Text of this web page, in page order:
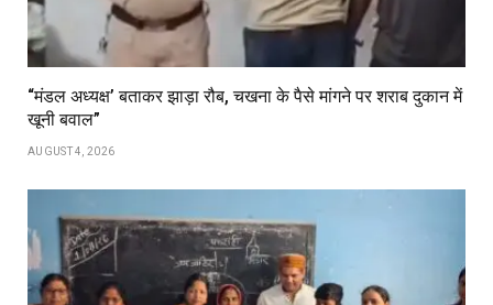
“मंडल अध्यक्ष’ बताकर झाड़ा रौब, चखना के पैसे मांगने पर शराब दुकान में
खूनी बवाल”
AUGUST 4, 2026